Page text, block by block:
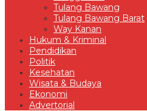
Tulang Bawang
Tulang Bawang Barat
Way Kanan
Hukum & Kriminal
Pendidikan
Politik
Kesehatan
Wisata & Budaya
Ekonomi
Advertorial